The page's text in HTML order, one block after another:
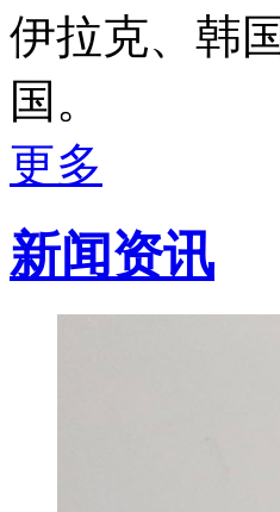
伊拉克、韩
国。
更多
新闻资讯